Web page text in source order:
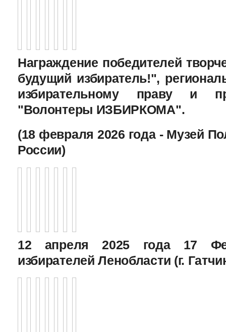
Награждение победителей
будущий избиратель!",
избирательному праву и
"Волонтеры ИЗБИРКОМА".
(18 февраля 2026 года - Музей
России)
12 апреля 2025 года 17
избирателей Ленобласти (г.